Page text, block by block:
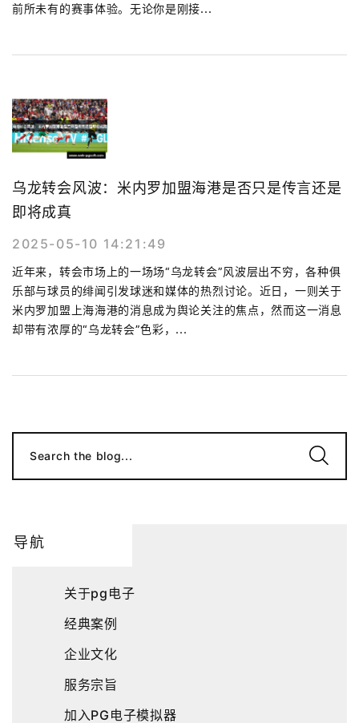
前所未有的赛事体验。无论你是刚接...
乌龙转会风波：米内罗加盟海港是否只是传言还是
即将成真
2025-05-10 14:21:49
近年来，转会市场上的一场场“乌龙转会”风波层出不穷，各种俱
乐部与球员的绯闻引发球迷和媒体的热烈讨论。近日，一则关于
米内罗加盟上海海港的消息成为舆论关注的焦点，然而这一消息
却带有浓厚的“乌龙转会”色彩，...
Search the blog...
导航
关于pg电子
经典案例
企业文化
服务宗旨
加入PG电子模拟器